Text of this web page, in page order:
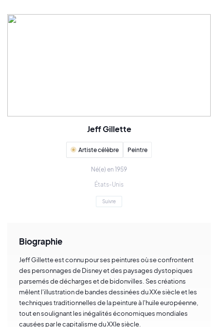
Jeff Gillette
Artiste célèbre Peintre
Né(e) en 1959
États-Unis
Suivre
Biographie
Jeff Gillette est connu pour ses peintures où se confrontent
des personnages de Disney et des paysages dystopiques
parsemés de décharges et de bidonvilles. Ses créations
mêlent l'illustration de bandes dessinées du XXe siècle et les
techniques traditionnelles de la peinture à l'huile européenne,
tout en soulignant les inégalités économiques mondiales
causées par le capitalisme du XXIe siècle.